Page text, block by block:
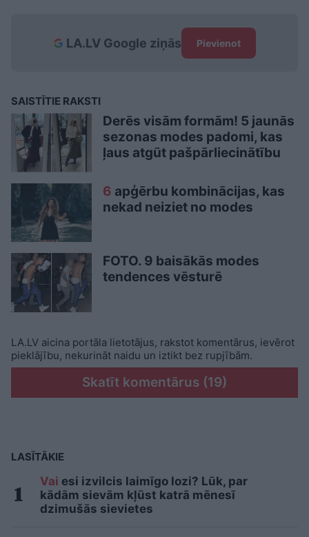
LA.LV Google ziņās Pievienot
SAISTĪTIE RAKSTI
Derēs visām formām! 5 jaunās
sezonas modes padomi, kas
ļaus atgūt pašpārliecinātību
6 apģērbu kombinācijas, kas
nekad neiziet no modes
FOTO. 9 baisākās modes
tendences vēsturē
LA.LV aicina portāla lietotājus, rakstot komentārus, ievērot
pieklājību, nekurināt naidu un iztikt bez rupjībām.
Skatīt komentārus (19)
LASĪTĀKIE
Vai esi izvilcis laimīgo lozi? Lūk, par
kādām sievām kļūst katrā mēnesī
dzimušās sievietes